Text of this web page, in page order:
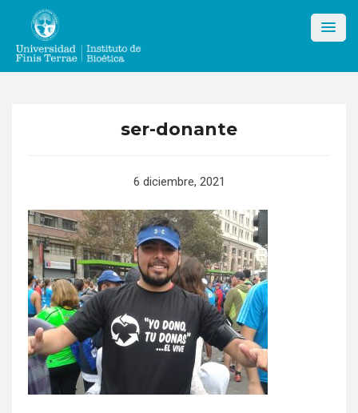
content
ser-donante
6 diciembre, 2021